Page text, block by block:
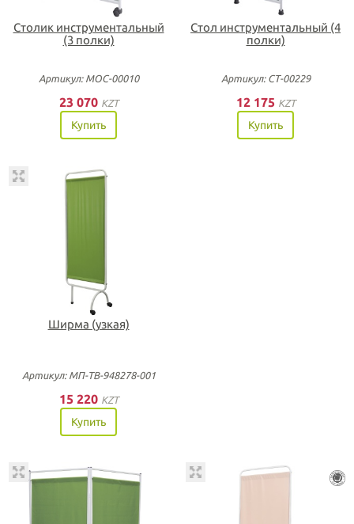
Столик инструментальный
(3 полки)
Артикул: МОС-00010
23 070 KZT
Купить
Стол инструментальный (4
полки)
Артикул: СТ-00229
12 175 KZT
Купить
Ширма (узкая)
Артикул: МП-ТВ-948278-001
15 220 KZT
Купить